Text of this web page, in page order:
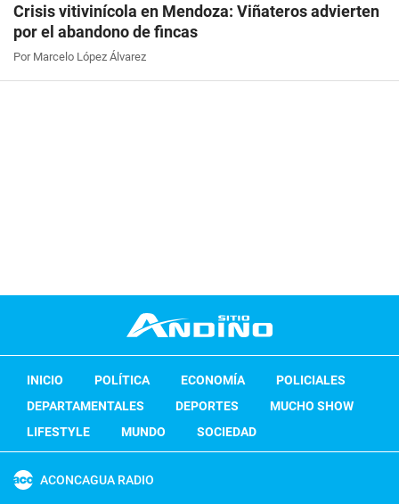
Crisis vitivinícola en Mendoza: Viñateros advierten
por el abandono de fincas
Por Marcelo López Álvarez
INICIO POLÍTICA ECONOMÍA
POLICIALES
DEPARTAMENTALES
DEPORTES
MUCHO SHOW
LIFESTYLE
MUNDO SOCIEDAD
ACONCAGUA RADIO